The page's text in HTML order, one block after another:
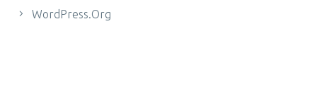
WordPress.org